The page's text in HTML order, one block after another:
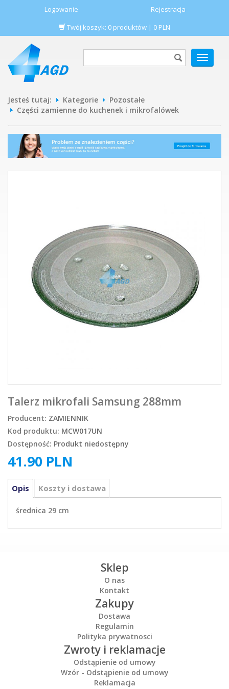
Logowanie
Rejestracja
Twój koszyk: 0 produktów | 0 PLN
POKAŻ
MENU
Jesteś tutaj: Kategorie
Pozostałe
Części zamienne do kuchenek i mikrofalówek
Talerz mikrofali Samsung 288mm
Producent: ZAMIENNIK
Kod produktu: MCW017UN
Dostępność: Produkt niedostępny
41.90 PLN
Opis Koszty i dostawa
średnica 29 cm
Sklep
O nas
Kontakt
Zakupy
Dostawa
Regulamin
Polityka prywatnosci
Zwroty i reklamacje
Odstąpienie od umowy
Wzór - Odstąpienie od umowy
Reklamacja